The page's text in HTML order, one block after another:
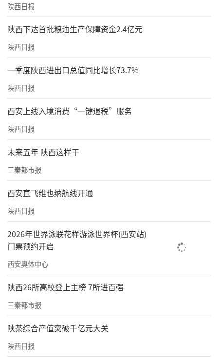
陕西日报
陕西下达首批粮油生产保障资金2.4亿元
陕西日报
一季度陕西进出口总值同比增长73.7%
陕西日报
西安上线入境消费“一键退税”服务
陕西日报
未来五年 陕西这样干
三秦都市报
西安直飞维也纳航线开通
陕西日报
2026年世界泳联花样游泳世界杯(西安站)
门票预约开启
西安奥体中心
陕西26所高校登上主榜 7所进百强
三秦都市报
陕茶综合产值突破千亿元大关
陕西日报